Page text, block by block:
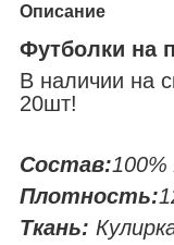
Описание
Футболки на
В наличии на
20шт!
Состав:100%
Плотность:
Ткань: